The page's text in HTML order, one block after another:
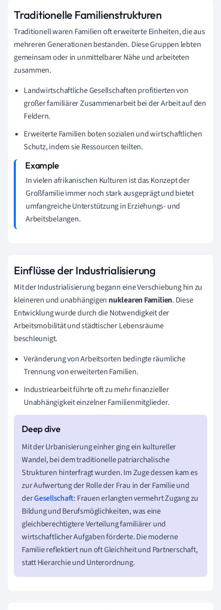
Traditionelle Familienstrukturen
Traditionell waren Familien oft erweiterte Einheiten, die aus
mehreren Generationen bestanden. Diese Gruppen lebten
gemeinsam oder in unmittelbarer Nähe und arbeiteten
zusammen.
Landwirtschaftliche Gesellschaften profitierten von
großer familiärer Zusammenarbeit bei der Arbeit auf den
Feldern.
Erweiterte Familien boten sozialen und wirtschaftlichen
Schutz, indem sie Ressourcen teilten.
In vielen afrikanischen Kulturen ist das Konzept der
Großfamilie immer noch stark ausgeprägt und bietet
umfangreiche Unterstützung in Erziehungs- und
Arbeitsbelangen.
Einflüsse der Industrialisierung
Mit der Industrialisierung begann eine Verschiebung hin zu
kleineren und unabhängigen nuklearen Familien. Diese
Entwicklung wurde durch die Notwendigkeit der
Arbeitsmobilität und städtischer Lebensräume
beschleunigt.
Veränderung von Arbeitsorten bedingte räumliche
Trennung von erweiterten Familien.
Industriearbeit führte oft zu mehr finanzieller
Unabhängigkeit einzelner Familienmitglieder.
Mit der Urbanisierung einher ging ein kultureller
Wandel, bei dem traditionelle patriarchalische
Strukturen hinterfragt wurden. Im Zuge dessen kam es
zur Aufwertung der Rolle der Frau in der Familie und
derGesellschaft: Frauen erlangten vermehrt Zugang zu
Bildung und Berufsmöglichkeiten, was eine
gleichberechtigtere Verteilung familiärer und
wirtschaftlicher Aufgaben förderte. Die moderne
Familie reflektiert nun oft Gleichheit und Partnerschaft,
statt Hierarchie und Unterordnung.